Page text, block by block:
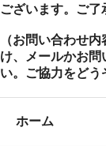
ございます。ご了
（お問い合わせ
け、メールかお問
い。ご協力をどう
ホーム